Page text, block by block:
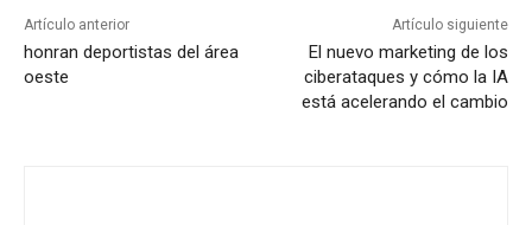
Artículo anterior
honran deportistas del área
oeste
Artículo siguiente
El nuevo marketing de los
ciberataques y cómo la IA
está acelerando el cambio